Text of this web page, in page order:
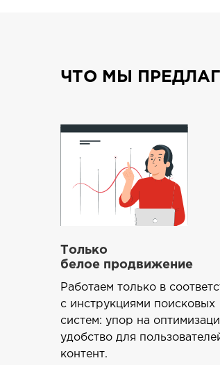
ЧТО МЫ
Только
белое продвижение
Работаем только в
с инструкциями поисковых
систем: упор на
удобство для
контент.